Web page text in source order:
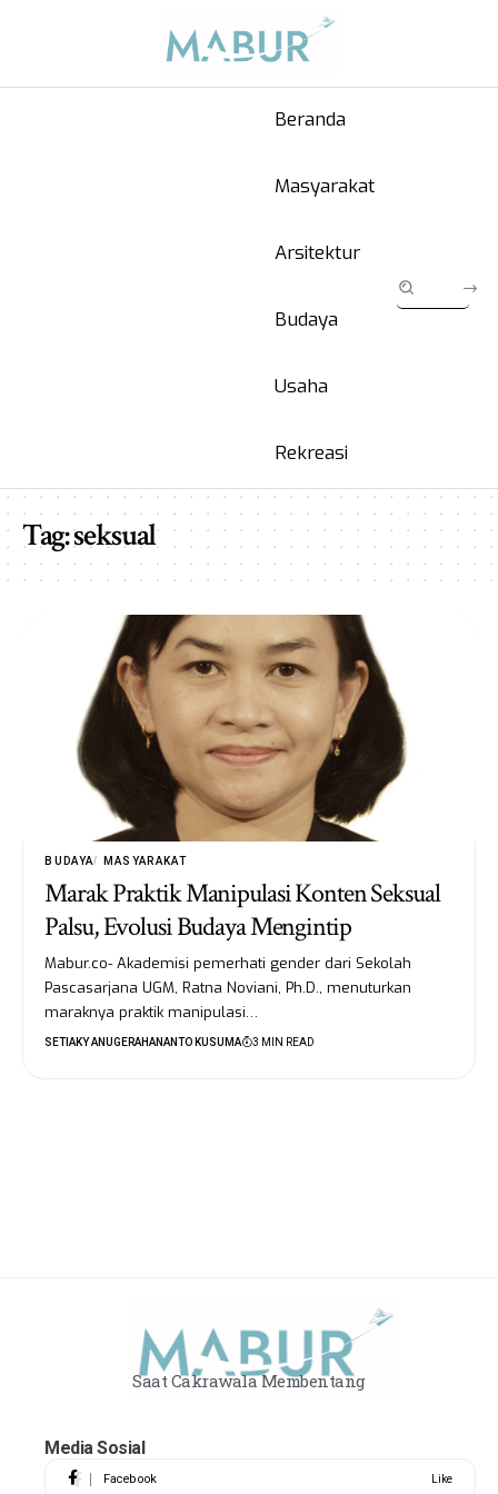
Beranda
Masyarakat
Arsitektur
Budaya
Usaha
Rekreasi
Tag:seksual
BUDAYA MASYARAKAT
Marak Praktik Manipulasi Konten Seksual
Palsu, Evolusi Budaya Mengintip
Mabur.co- Akademisi pemerhati gender dari Sekolah
Pascasarjana UGM, Ratna Noviani, Ph.D., menuturkan
maraknya praktik manipulasi…
SETIAKY ANUGERAHANANTO KUSUMA 3 MIN READ
Saat Cakrawala Membentang
Media Sosial
Facebook Like